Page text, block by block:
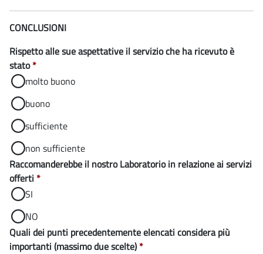
CONCLUSIONI
Rispetto alle sue aspettative il servizio che ha ricevuto è
stato*
molto buono
buono
sufficiente
non sufficiente
Raccomanderebbe il nostro Laboratorio in relazione ai servizi
offerti *
SI
NO
Quali dei punti precedentemente elencati considera più
importanti (massimo due scelte) *